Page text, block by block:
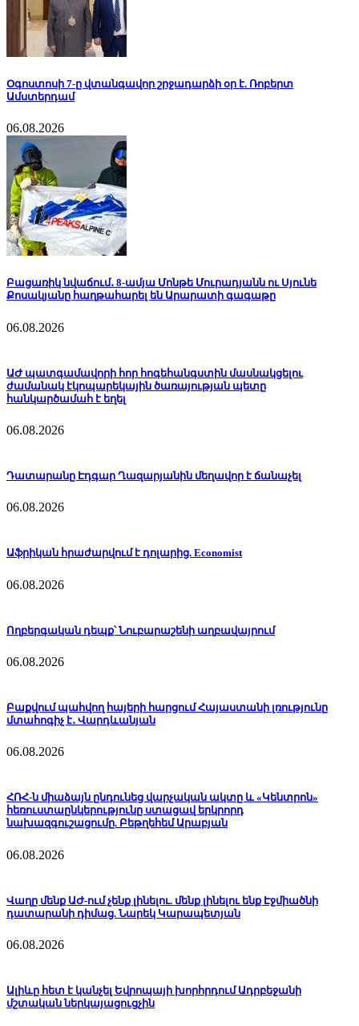
Օգոստոսի 7-ը վտանգավոր շրջադարձի օր է. Ռոբերտ
Ամստերդամ
06.08.2026
Բացառիկ նվաճում․ 8-ամյա Մոնթե Մուրադյանն ու Սյունե
Քոսակյանը հաղթահարել են Արարատի գագաթը
06.08.2026
ԱԺ պատգամավորի հոր հոգեհանգստին մասնակցելու
ժամանակ էկոպարեկային ծառայության պետը
հանկարծամահ է եղել
06.08.2026
Դատարանը Էդգար Ղազարյանին մեղավոր է ճանաչել
06.08.2026
Աֆրիկան ​​հրաժարվում է դոլարից. Economist
06.08.2026
Ողբերգական դեպք՝ Նուբարաշենի աղբավայրում
06.08.2026
Բաքվում պահվող հայերի հարցում Հայաստանի լռությունը
մտահոգիչ է․ Վարդևանյան
06.08.2026
ՀՌՀ-ն միաձայն ընդունեց վարչական ակտը և «Կենտրոն»
հեռուստաընկերությունը ստացավ երկրորդ
նախազգուշացումը. Բեթղեհեմ Արաբյան
06.08.2026
Վաղը մենք ԱԺ-ում չենք լինելու. մենք լինելու ենք Էջմիածնի
դատարանի դիմաց. Նարեկ Կարապետյան
06.08.2026
Ալիևը հետ է կանչել Եվրոպայի խորհրդում Ադրբեջանի
մշտական ներկայացուցչին